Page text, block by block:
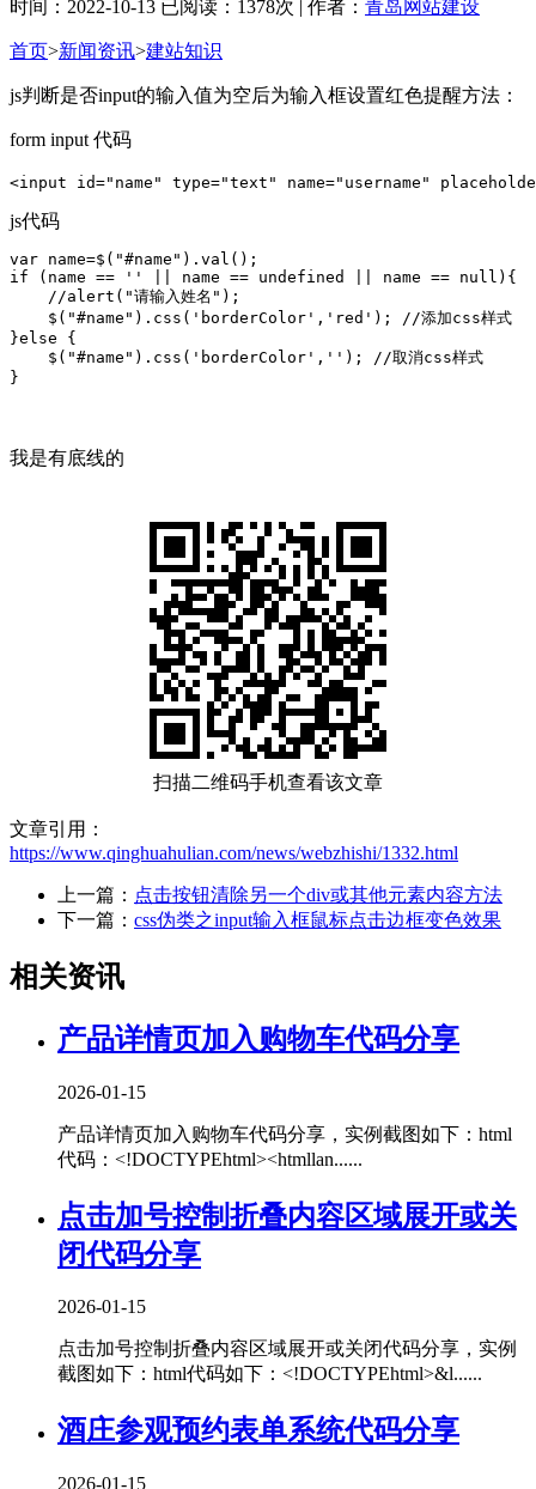
时间：2022-10-13 已阅读：1378次 | 作者： 青岛网站建设
首页>新闻资讯>建站知识
js判断是否input的输入值为空后为输入框设置红色提醒方法：
form input 代码
<input id="name" type="text" name="username"
js代码
var name=$("#name").val();
if (name == '' || name == undefined || name == null){
//alert("请输入姓名");
$("#name").css('borderColor','red'); //添加css样式
}else {
$("#name").css('borderColor',''); //取消css样式
}
我是有底线的
扫描二维码手机查看该文章
文章引用：
https://www.qinghuahulian.com/news/webzhishi/1332.html
上一篇： 点击按钮清除另一个div或其他元素内容方法
下一篇： css伪类之input输入框鼠标点击边框变色效果
相关资讯
产品详情页加入购物车代码分享
2026-01-15
产品详情页加入购物车代码分享，实例截图如下：html
代码：<!DOCTYPEhtml><htmllan......
点击加号控制折叠内容区域展开或关
闭代码分享
2026-01-15
点击加号控制折叠内容区域展开或关闭代码分享，实例
截图如下：html代码如下：<!DOCTYPEhtml>&l......
酒庄参观预约表单系统代码分享
2026-01-15